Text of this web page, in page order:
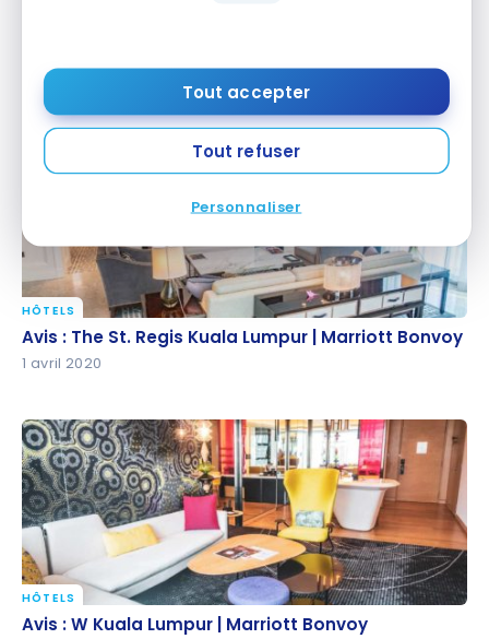
Tout accepter
Tout refuser
Personnaliser
27 avril 2020
Avis : The St. Regis Kuala Lumpur | Marriott Bonvoy
HÔTELS
Avis : The St. Regis Kuala Lumpur | Marriott Bonvoy
1 avril 2020
Avis : W Kuala Lumpur | Marriott Bonvoy
HÔTELS
Avis : W Kuala Lumpur | Marriott Bonvoy